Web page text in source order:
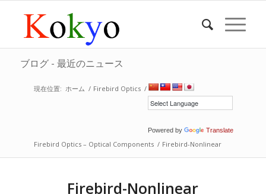
ブログ - 最近のニュース
Powered by Translate
現在位置: ホーム / Firebird Optics /
Firebird Optics – Optical Components / Firebird-Nonlinear
Firebird-Nonlinear